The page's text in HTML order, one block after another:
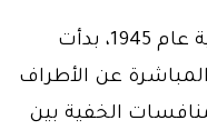
بعد انتهاء الحرب العالمية الثانية عام 1945، بدأت
عن الأطراف
الخفية بين